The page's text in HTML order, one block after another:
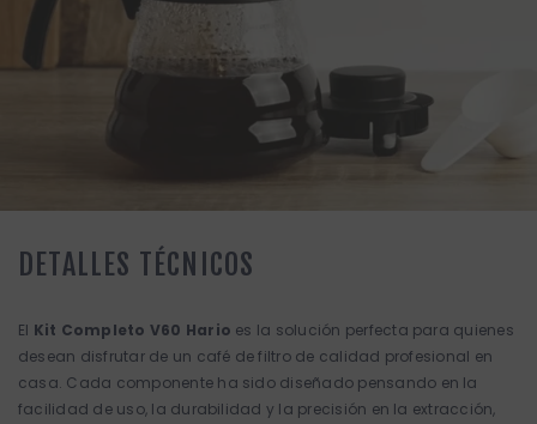
DETALLES TÉCNICOS
El Kit Completo V60 Hario es la solución perfecta para quienes
desean disfrutar de un café de filtro de calidad profesional en
casa. Cada componente ha sido diseñado pensando en la
facilidad de uso, la durabilidad y la precisión en la extracción,